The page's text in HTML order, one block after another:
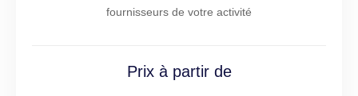
fournisseurs de votre activité
Prix à partir de